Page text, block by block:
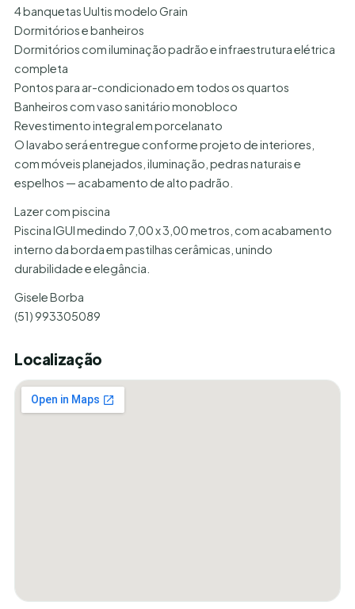
4 banquetas Uultis modelo Grain
Dormitórios e banheiros
Dormitórios com iluminação padrão e infraestrutura elétrica
completa
Pontos para ar-condicionado em todos os quartos
Banheiros com vaso sanitário monobloco
Revestimento integral em porcelanato
O lavabo será entregue conforme projeto de interiores,
com móveis planejados, iluminação, pedras naturais e
espelhos — acabamento de alto padrão.
Lazer com piscina
Piscina IGUI medindo 7,00 x 3,00 metros, com acabamento
interno da borda em pastilhas cerâmicas, unindo
durabilidade e elegância.
Gisele Borba
(51) 993305089
Localização